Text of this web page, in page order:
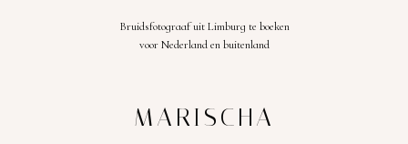
Bruidsfotograaf uit Limburg te boeken
voor Nederland en buitenland
MARISCHA